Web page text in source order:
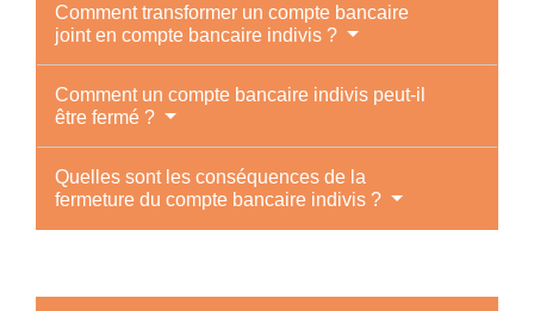
Comment transformer un compte bancaire
joint en compte bancaire indivis ?
Comment un compte bancaire indivis peut-il
être fermé ?
Quelles sont les conséquences de la
fermeture du compte bancaire indivis ?